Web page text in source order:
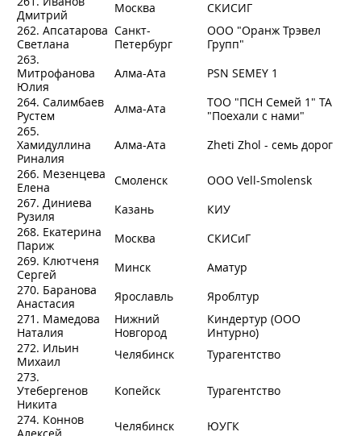
Дмитрий
Москва
СКИСИГ
262. Апсатарова
Светлана
Санкт-
Петербург
ООО "Оранж Трэвел
Групп"
263.
Митрофанова
Юлия
Алма-Ата
PSN SEMEY 1
264. Салимбаев
Рустем
Алма-Ата
ТОО "ПСН Семей 1" ТА
"Поехали с нами"
265.
Хамидуллина
Риналия
Алма-Ата
Zheti Zhol - семь дорог
266. Мезенцева
Елена
Смоленск
OOO Vell-Smolensk
267. Диниева
Рузиля
Казань
КИУ
268. Екатерина
Париж
Москва
СКИСиГ
269. Клютченя
Сергей
Минск
Аматур
270. Баранова
Анастасия
Ярославль
Яроблтур
271. Мамедова
Наталия
Нижний
Новгород
Киндертур (ООО
Интурно)
272. Ильин
Михаил
Челябинск
Турагентство
273.
Утебергенов
Никита
Копейск
Турагентство
274. Коннов
Челябинск
ЮУГК